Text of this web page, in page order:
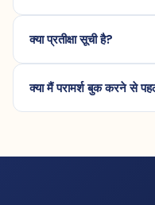
क्या प्रतीक्षा सूची है?
क्या मैं परामर्श बुक करने से